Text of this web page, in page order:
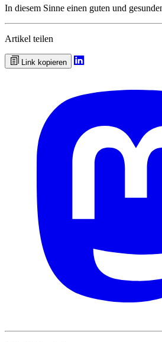
In diesem Sinne einen guten und
Artikel teilen
Link kopieren